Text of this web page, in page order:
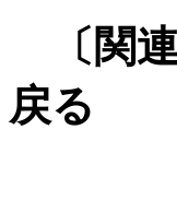
〔
戻る